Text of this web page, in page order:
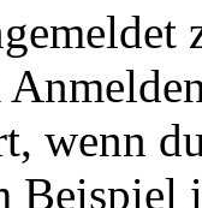
wenn
Beispiel